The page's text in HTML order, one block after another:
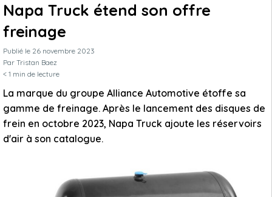
Napa Truck étend son offre
freinage
Publié le 26 novembre 2023
Par Tristan Baez
< 1 min de lecture
La marque du groupe Alliance Automotive étoffe sa
gamme de freinage. Après le lancement des disques de
frein en octobre 2023, Napa Truck ajoute les réservoirs
d'air à son catalogue.